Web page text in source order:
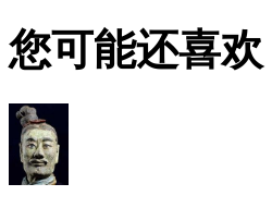
您可能还喜欢